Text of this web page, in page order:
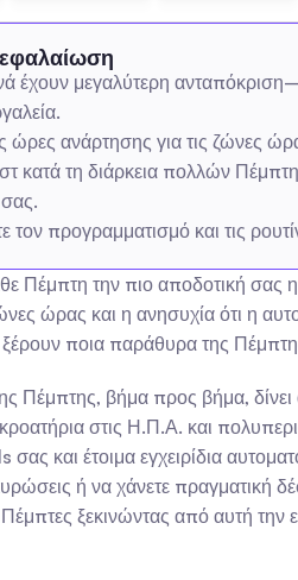
έχουν μεγαλύτερη
ώρες ανάρτησης για τις ζώνες
κατά τη διάρκεια πολλών
τον προγραμματισμό και τις
Πέμπτη την πιο αποδοτική σας
ώρας και η ανησυχία ότι η
ποια παράθυρα της
Πέμπτης, βήμα προς βήμα, δίνει
στις Η.Π.Α. και
σας και έτοιμα εγχειρίδια
ή να χάνετε πραγματική
ξεκινώντας από αυτή την